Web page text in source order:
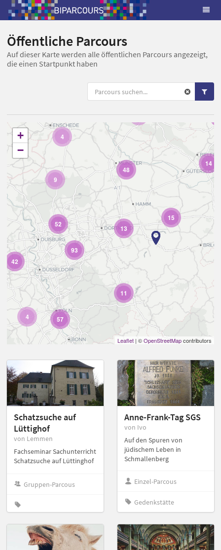
Öffentliche Parcours
Auf dieser Karte werden alle öffentlichen Parcours angezeigt,
die einen Startpunkt haben
4
42
14
15
11
52
57
93
5
9
4
13
48
+
−
Leaflet | ©OpenStreetMapcontributors
Schatzsuche auf
Lüttighof
von Lemmen
Fachseminar Sachunterricht
Schatzsuche auf Lüttinghof
Gruppen-Parcous
Anne-Frank-Tag SGS
von Ivo
Auf den Spuren von
jüdischem Leben in
Schmallenberg
Einzel-Parcous
Gedenkstätte